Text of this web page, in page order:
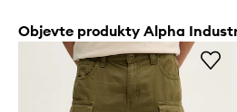
Objevte produkty Alpha